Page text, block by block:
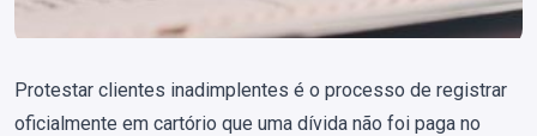
Protestar clientes inadimplentes é o processo de registrar
oficialmente em cartório que uma dívida não foi paga no